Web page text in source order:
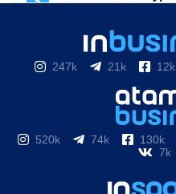
247k 21k 12k
520k 74k 130k
7k